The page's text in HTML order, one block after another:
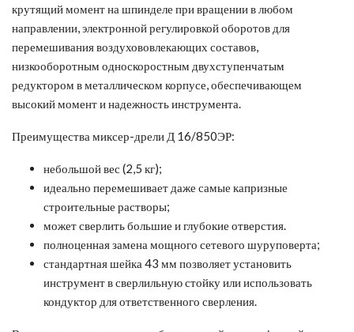
крутящий момент на шпинделе при вращении в любом
направлении, электронной регулировкой оборотов для
перемешивания воздухововлекающих составов,
низкооборотным односкоростным двухступенчатым
редуктором в металлическом корпусе, обеспечивающем
высокий момент и надежность инструмента.
Преимущества миксер-дрели Д 16/850ЭР:
небольшой вес (2,5 кг);
идеально перемешивает даже самые капризные
строительные растворы;
может сверлить большие и глубокие отверстия.
полноценная замена мощного сетевого шуруповерта;
стандартная шейка 43 мм позволяет установить
инструмент в сверлильную стойку или использовать
кондуктор для ответственного сверления.